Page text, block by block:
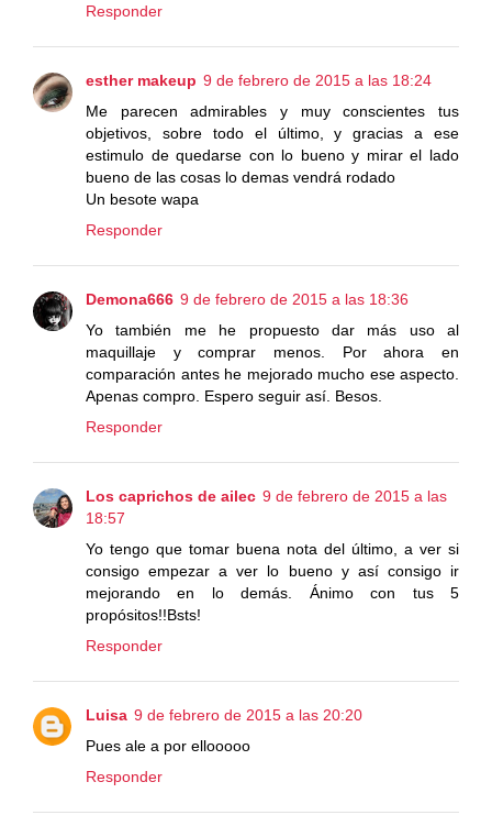
Responder
esther makeup 9 de febrero de 2015 a las 18:24
Me parecen admirables y muy conscientes tus
objetivos, sobre todo el último, y gracias a ese
estimulo de quedarse con lo bueno y mirar el lado
bueno de las cosas lo demas vendrá rodado
Un besote wapa
Responder
Demona666 9 de febrero de 2015 a las 18:36
Yo también me he propuesto dar más uso al
maquillaje y comprar menos. Por ahora en
comparación antes he mejorado mucho ese aspecto.
Apenas compro. Espero seguir así. Besos.
Responder
Los caprichos de ailec 9 de febrero de 2015 a las
18:57
Yo tengo que tomar buena nota del último, a ver si
consigo empezar a ver lo bueno y así consigo ir
mejorando en lo demás. Ánimo con tus 5
propósitos!!Bsts!
Responder
Luisa 9 de febrero de 2015 a las 20:20
Pues ale a por ellooooo
Responder